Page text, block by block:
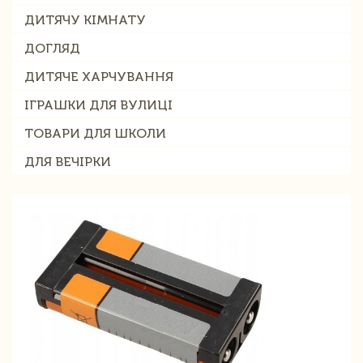
ДИТЯЧУ КІМНАТУ
ДОГЛЯД
ДИТЯЧЕ ХАРЧУВАННЯ
ІГРАШКИ ДЛЯ ВУЛИЦІ
ТОВАРИ ДЛЯ ШКОЛИ
ДЛЯ ВЕЧІРКИ